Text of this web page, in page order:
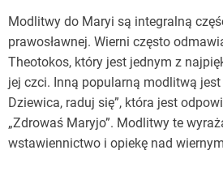
Modlitwy do Maryi są integralną
prawosławnej. Wierni często
Theotokos, który jest jednym z
jej czci. Inną popularną modlitwą jest
Dziewica, raduj się”, która jest
„Zdrowaś Maryjo”. Modlitwy te
wstawiennictwo i opiekę nad